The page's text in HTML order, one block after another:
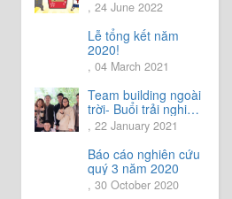
Nhật.
, 24 June 2022
Lễ tổng kết năm
2020!
, 04 March 2021
Team building ngoài
trời- Buổi trải nghiệm
tuyệt vời.
, 22 January 2021
Báo cáo nghiên cứu
quý 3 năm 2020
, 30 October 2020